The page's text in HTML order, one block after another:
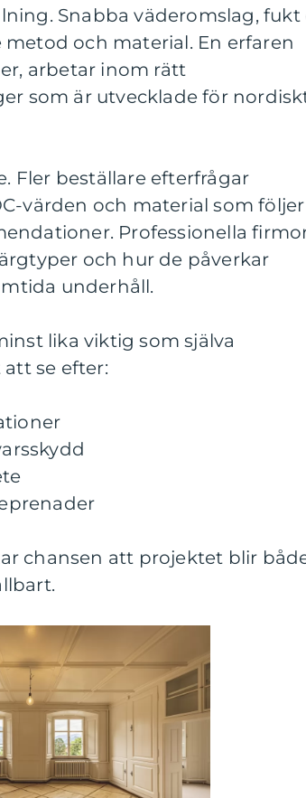
Snabba väderomslag, fukt
metod och material. En erfaren
arbetar inom rätt
som är utvecklade för
Fler beställare efterfrågar
värden och material som följer
Professionella
och hur de påverkar
underhåll.
lika viktig som själva
se efter:
chansen att projektet blir